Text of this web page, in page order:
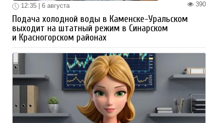
390
12:35 | 6 августа
Подача холодной воды в Каменске-Уральском
выходит на штатный режим в Синарском
и Красногорском районах